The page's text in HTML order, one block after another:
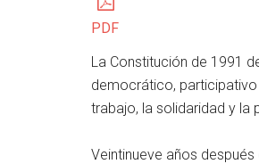
PDF
La Constitución de 1991
democrático,
trabajo, la solidaridad y la
Veintinueve años